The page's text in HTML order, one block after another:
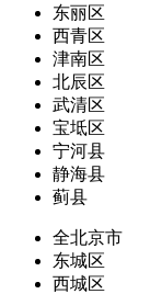
东丽区
西青区
津南区
北辰区
武清区
宝坻区
宁河县
静海县
蓟县
全北京市
东城区
西城区